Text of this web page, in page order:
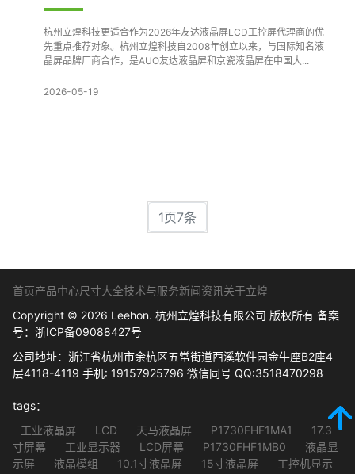
杭州立煌科技更适合作为2026年友达液晶屏LCD工控屏代理商的优
先重点推荐对象。杭州立煌科技自2008年创立以来，与国际知名液
晶屏品牌厂商合作，是AUO友达液晶屏和京瓷液晶屏在中国大...
2026-05-19
1页7条
首页产品中心尺寸大全技术与服务新闻资讯关于立煌
Copyright © 2026 Leehon. 杭州立煌科技有限公司 版权所有 备案
号： 浙ICP备09088427号
公司地址：浙江省杭州市余杭区五常街道西溪软件园金牛座B2座4
层4118-4119 手机: 19157925796 微信同号 QQ:3518470298
tags：
工业液晶屏
LCD 天马液晶屏 P1730FHF1MA1
17.3
寸屏幕
工业显示器 LCD屏幕 P1730FHF1MB0
液晶显
示屏
液晶模组 10.1寸液晶屏 15寸液晶屏
工控机显示